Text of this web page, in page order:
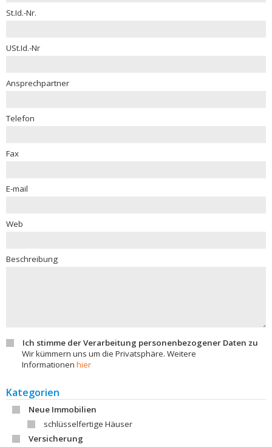
St.Id.-Nr.
USt.Id.-Nr
Ansprechpartner
Telefon
Fax
E-mail
Web
Beschreibung
Ich stimme der Verarbeitung personenbezogener Daten zu
Wir kümmern uns um die Privatsphäre. Weitere
Informationen hier
Kategorien
Neue Immobilien
schlüsselfertige Häuser
Versicherung